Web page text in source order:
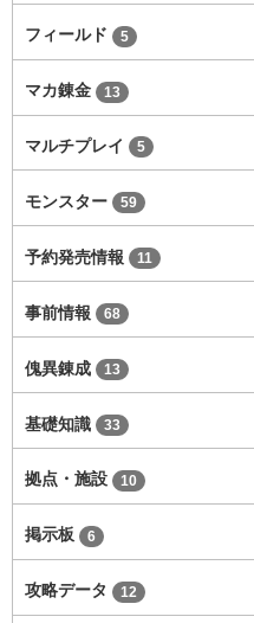
フィールド 5
マカ錬金 13
マルチプレイ 5
モンスター 59
予約発売情報 11
事前情報 68
傀異錬成 13
基礎知識 33
拠点・施設 10
掲示板 6
攻略データ 12